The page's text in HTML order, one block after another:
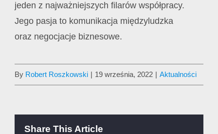
jeden z najważniejszych filarów współpracy.
Jego pasja to komunikacja międzyludzka
oraz negocjacje biznesowe.
By Robert Roszkowski | 19 września, 2022 | Aktualności
Share This Article